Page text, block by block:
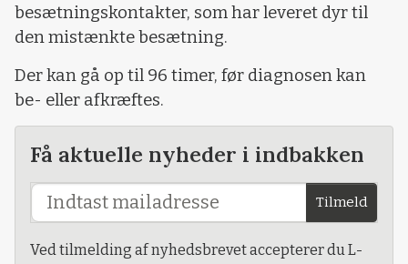
besætningskontakter, som har leveret dyr til
den mistænkte besætning.
Der kan gå op til 96 timer, før diagnosen kan
be- eller afkræftes.
Få aktuelle nyheder i indbakken
Tilmeld
Ved tilmelding af nyhedsbrevet accepterer du L-